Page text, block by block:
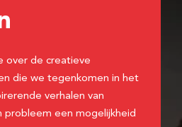
over de creatieve
die we tegenkomen in het
verhalen van
probleem een mogelijkheid